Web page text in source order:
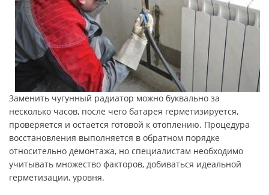
Заменить чугунный радиатор можно буквально за
несколько часов, после чего батарея герметизируется,
проверяется и остается готовой к отоплению. Процедура
восстановления выполняется в обратном порядке
относительно демонтажа, но специалистам необходимо
учитывать множество факторов, добиваться идеальной
герметизации, уровня.